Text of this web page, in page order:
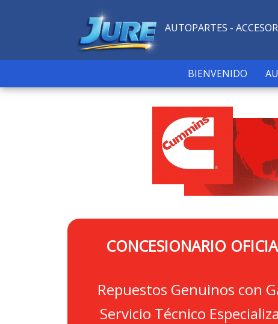
AUTOPARTES -
BIENVENIDO
CONCESIONARIO
Repuestos Genuinos con
Servicio Técnico